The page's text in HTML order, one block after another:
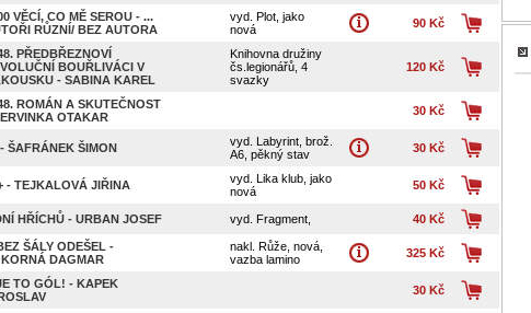
VĚCÍ, CO MĚ SEROU - ...
RŮZNÍ/ BEZ AUTORA
vyd. Plot, jako
nová
90 Kč
PŘEDBŘEZNOVÍ
BOUŘLIVÁCI V
- SABINA KAREL
Knihovna družiny
čs.legionářů, 4
svazky
120 Kč
ROMÁN A SKUTEČNOST
OTAKAR
30 Kč
ŠAFRÁNEK ŠIMON
vyd. Labyrint, brož.
A6, pěkný stav
30 Kč
- TEJKALOVÁ JIŘINA
vyd. Lika klub, jako
nová
50 Kč
HŘÍCHŮ - URBAN JOSEF vyd. Fragment, 40 Kč
ŠÁLY ODEŠEL -
DAGMAR
nakl. Růže, nová,
vazba lamino
325 Kč
TO GÓL! - KAPEK
30 Kč